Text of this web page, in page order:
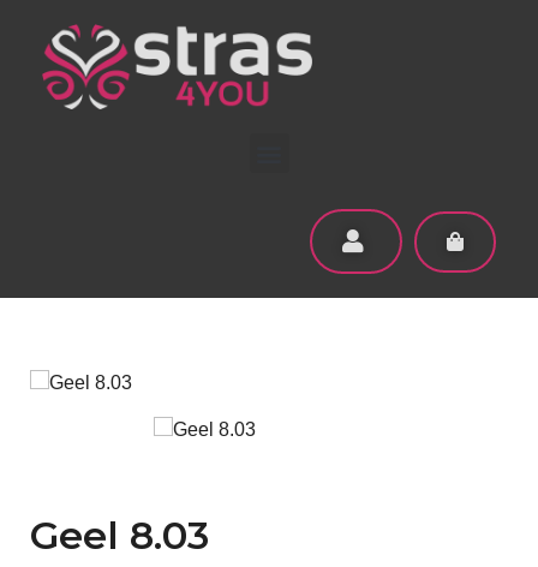
Geel 8.03